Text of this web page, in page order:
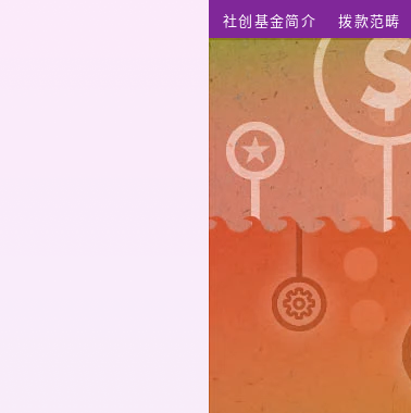
社创基金简介 拨款范畴
利用远距医疗和智慧型医疗平台促进急性心脏衰竭治疗